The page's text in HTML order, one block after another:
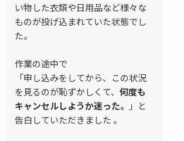
い物した衣類や日用品など様々な
ものが投げ込まれていた状態でし
た。
作業の途中で
「申し込みをしてから、この状況
を見るのが恥ずかしくて、 何度も
キャンセルしようか迷った。
」と
告白していただきました 。